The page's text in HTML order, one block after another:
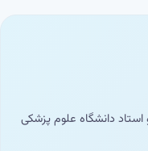
دانشگاه علوم پزشکی